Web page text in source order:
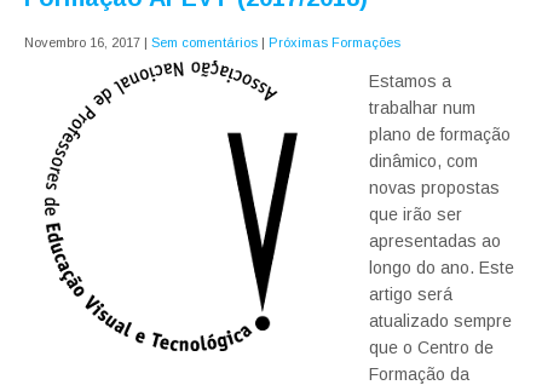
Novembro 16, 2017 | Sem comentários | Próximas Formações
Estamos a
trabalhar num
plano de formação
dinâmico, com
novas propostas
que irão ser
apresentadas ao
longo do ano. Este
artigo será
atualizado sempre
que o Centro de
Formação da